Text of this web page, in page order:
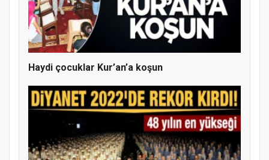
Doğanyol'da Temel Dini Bilgiler Sınavı
Gerçekleştirildi
Haydi çocuklar Kur’an’a koşun